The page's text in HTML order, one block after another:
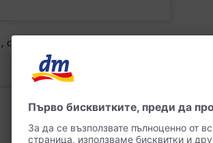
с бляскав грим.